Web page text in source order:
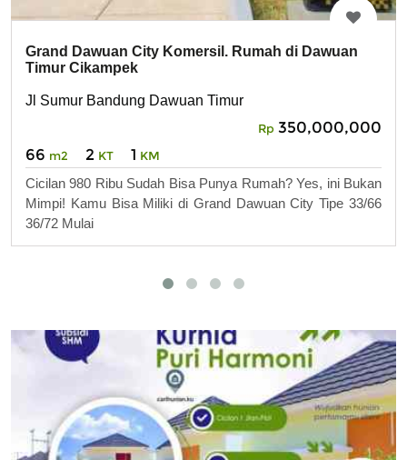
Grand Dawuan City Komersil. Rumah di Dawuan
Timur Cikampek
Jl Sumur Bandung Dawuan Timur
Rp 350,000,000
66 m2 2 KT 1 KM
Cicilan 980 Ribu Sudah Bisa Punya Rumah? Yes, ini Bukan
Mimpi! Kamu Bisa Miliki di Grand Dawuan City Tipe 33/66
36/72 Mulai